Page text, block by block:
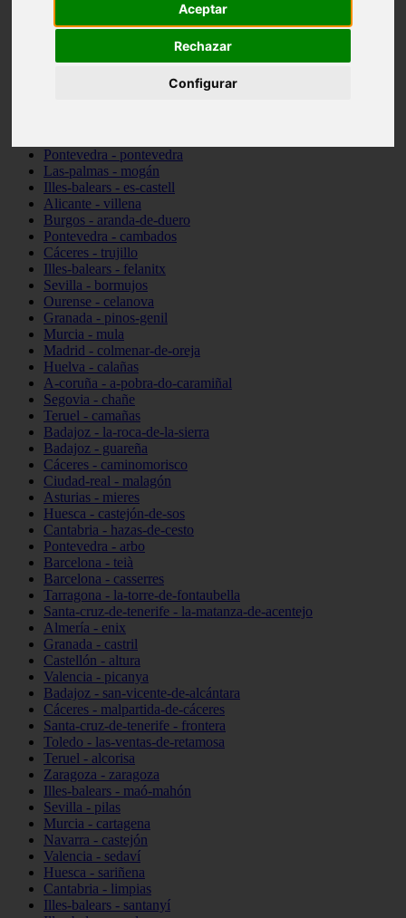
Aceptar
Rechazar
Configurar
Castellón - peñíscola
Illes-balears - sant-josep-de-sa-talaia
Pontevedra - pontevedra
Las-palmas - mogán
Illes-balears - es-castell
Alicante - villena
Burgos - aranda-de-duero
Pontevedra - cambados
Cáceres - trujillo
Illes-balears - felanitx
Sevilla - bormujos
Ourense - celanova
Granada - pinos-genil
Murcia - mula
Madrid - colmenar-de-oreja
Huelva - calañas
A-coruña - a-pobra-do-caramiñal
Segovia - chañe
Teruel - camañas
Badajoz - la-roca-de-la-sierra
Badajoz - guareña
Cáceres - caminomorisco
Ciudad-real - malagón
Asturias - mieres
Huesca - castejón-de-sos
Cantabria - hazas-de-cesto
Pontevedra - arbo
Barcelona - teià
Barcelona - casserres
Tarragona - la-torre-de-fontaubella
Santa-cruz-de-tenerife - la-matanza-de-acentejo
Almería - enix
Granada - castril
Castellón - altura
Valencia - picanya
Badajoz - san-vicente-de-alcántara
Cáceres - malpartida-de-cáceres
Santa-cruz-de-tenerife - frontera
Toledo - las-ventas-de-retamosa
Teruel - alcorisa
Zaragoza - zaragoza
Illes-balears - maó-mahón
Sevilla - pilas
Murcia - cartagena
Navarra - castejón
Valencia - sedaví
Huesca - sariñena
Cantabria - limpias
Illes-balears - santanyí